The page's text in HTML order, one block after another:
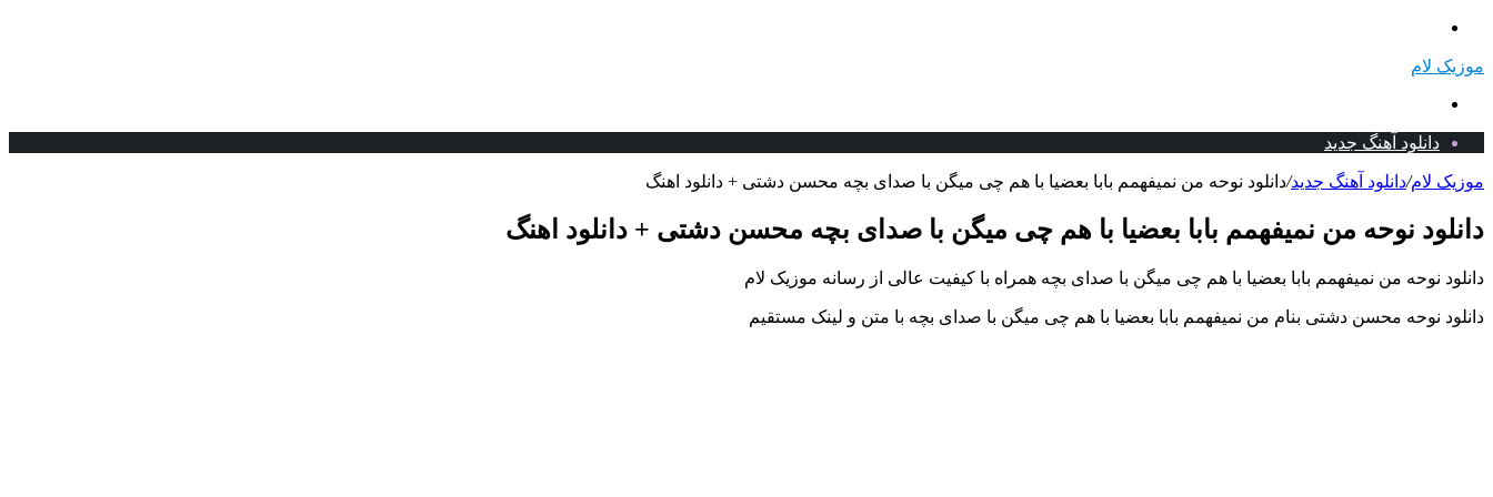
موزیک لام
دانلود آهنگ جدید
موزیک لام/دانلود آهنگ جدید/دانلود نوحه من نمیفهمم بابا بعضیا با هم چی میگن با صدای بچه محسن دشتی + دانلود اهنگ
دانلود نوحه من نمیفهمم بابا بعضیا با هم چی میگن با صدای بچه محسن دشتی + دانلود اهنگ
دانلود نوحه من نمیفهمم بابا بعضیا با هم چی میگن با صدای بچه همراه با کیفیت عالی از رسانه موزیک لام
دانلود نوحه محسن دشتی بنام من نمیفهمم بابا بعضیا با هم چی میگن با صدای بچه با متن و لینک مستقیم